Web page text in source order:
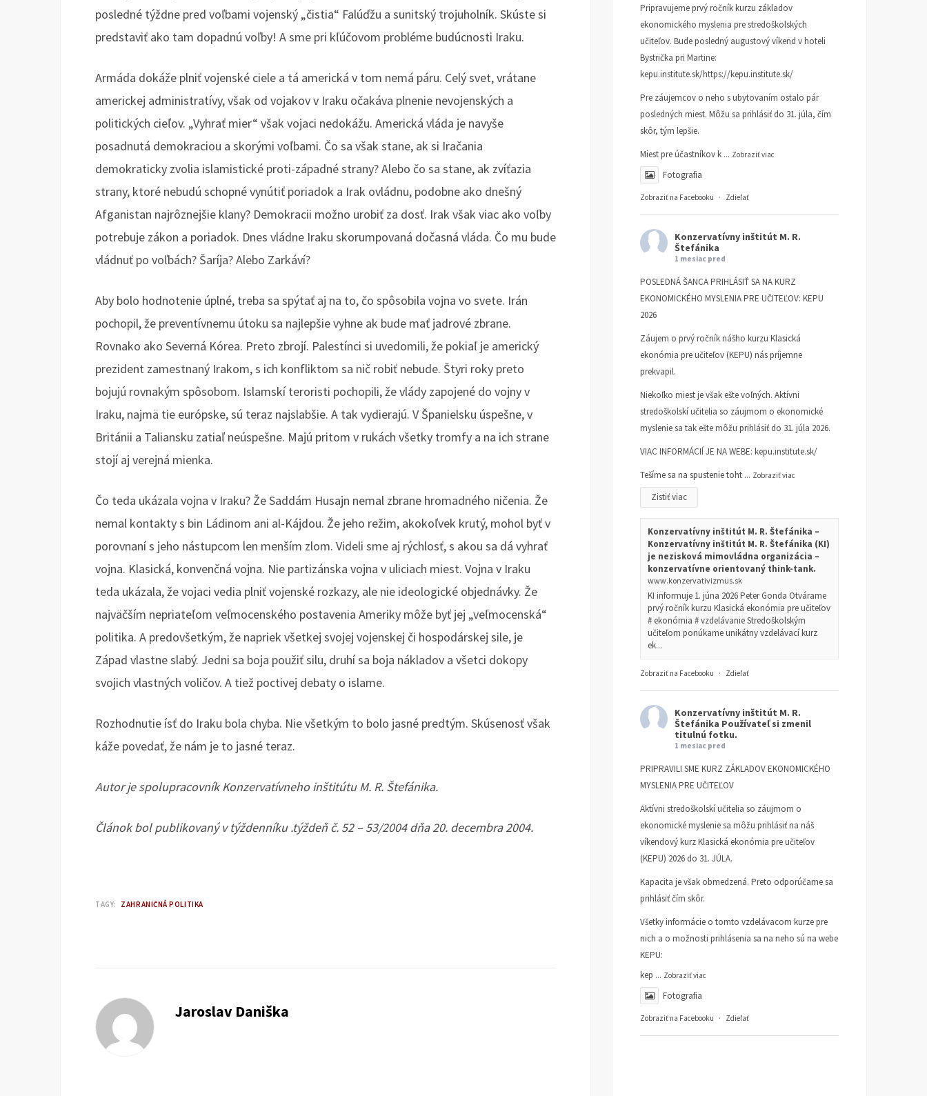
posledné týždne pred voľbami vojenský „čistia“ Falúďžu a sunitský trojuholník. Skúste si
predstaviť ako tam dopadnú voľby! A sme pri kľúčovom probléme budúcnosti Iraku.
Armáda dokáže plniť vojenské ciele a tá americká v tom nemá páru. Celý svet, vrátane
americkej administratívy, však od vojakov v Iraku očakáva plnenie nevojenských a
politických cieľov. „Vyhrať mier“ však vojaci nedokážu. Americká vláda je navyše
posadnutá demokraciou a skorými voľbami. Čo sa však stane, ak si Iračania
demokraticky zvolia islamistické proti-západné strany? Alebo čo sa stane, ak zvíťazia
strany, ktoré nebudú schopné vynútiť poriadok a Irak ovládnu, podobne ako dnešný
Afganistan najrôznejšie klany? Demokracii možno urobiť za dosť. Irak však viac ako voľby
potrebuje zákon a poriadok. Dnes vládne Iraku skorumpovaná dočasná vláda. Čo mu bude
vládnuť po voľbách? Šaríja? Alebo Zarkáví?
Aby bolo hodnotenie úplné, treba sa spýtať aj na to, čo spôsobila vojna vo svete. Irán
pochopil, že preventívnemu útoku sa najlepšie vyhne ak bude mať jadrové zbrane.
Rovnako ako Severná Kórea. Preto zbrojí. Palestínci si uvedomili, že pokiaľ je americký
prezident zamestnaný Irakom, s ich konfliktom sa nič robiť nebude. Štyri roky preto
bojujú rovnakým spôsobom. Islamskí teroristi pochopili, že vlády zapojené do vojny v
Iraku, najmä tie európske, sú teraz najslabšie. A tak vydierajú. V Španielsku úspešne, v
Británii a Taliansku zatiaľ neúspešne. Majú pritom v rukách všetky tromfy a na ich strane
stojí aj verejná mienka.
Čo teda ukázala vojna v Iraku? Že Saddám Husajn nemal zbrane hromadného ničenia. Že
nemal kontakty s bin Ládinom ani al-Kájdou. Že jeho režim, akokoľvek krutý, mohol byť v
porovnaní s jeho nástupcom len menším zlom. Videli sme aj rýchlosť, s akou sa dá vyhrať
vojna. Klasická, konvenčná vojna. Nie partizánska vojna v uliciach miest. Vojna v Iraku
teda ukázala, že vojaci vedia plniť vojenské rozkazy, ale nie ideologické objednávky. Že
najväčším nepriateľom veľmocenského postavenia Ameriky môže byť jej „veľmocenská“
politika. A predovšetkým, že napriek všetkej svojej vojenskej či hospodárskej sile, je
Západ vlastne slabý. Jedni sa boja použiť silu, druhí sa boja nákladov a všetci dokopy
svojich vlastných voličov. A tiež poctivej debaty o islame.
Rozhodnutie ísť do Iraku bola chyba. Nie všetkým to bolo jasné predtým. Skúsenosť však
káže povedať, že nám je to jasné teraz.
Autor je spolupracovník Konzervatívneho inštitútu M. R. Štefánika.
Článok bol publikovaný v týždenníku .týždeň č. 52 – 53/2004 dňa 20. decembra 2004.
TAGY: ZAHRANIČNÁ POLITIKA
Jaroslav Daniška
Pripravujeme prvý ročník kurzu základov
ekonomického myslenia pre stredoškolských
učiteľov. Bude posledný augustový víkend v hoteli
Bystrička pri Martine:
kepu.institute.sk/https://kepu.institute.sk/
Pre záujemcov o neho s ubytovaním ostalo pár
posledných miest. Môžu sa prihlásiť do 31. júla, čím
skôr, tým lepšie.
Miest pre účastníkov k ... Zobraziť viac
Fotografia
Zobraziť na Facebooku · Zdieľať
Konzervatívny inštitút M. R.
Štefánika
1 mesiac pred
POSLEDNÁ ŠANCA PRIHLÁSIŤ SA NA KURZ
EKONOMICKÉHO MYSLENIA PRE UČITEĽOV: KEPU
2026
Záujem o prvý ročník nášho kurzu Klasická
ekonómia pre učiteľov (KEPU) nás príjemne
prekvapil.
Niekoľko miest je však ešte voľných. Aktívni
stredoškolskí učitelia so záujmom o ekonomické
myslenie sa tak ešte môžu prihlásiť do 31. júla 2026.
VIAC INFORMÁCIÍ JE NA WEBE: kepu.institute.sk/
Tešíme sa na spustenie toht ... Zobraziť viac
Zistiť viac
Konzervatívny inštitút M. R. Štefánika –
Konzervatívny inštitút M. R. Štefánika (KI)
je nezisková mimovládna organizácia –
konzervatívne orientovaný think-tank.
www.konzervativizmus.sk
KI informuje 1. júna 2026 Peter Gonda Otvárame
prvý ročník kurzu Klasická ekonómia pre učiteľov
# ekonómia # vzdelávanie Stredoškolským
učiteľom ponúkame unikátny vzdelávací kurz
ek...
Zobraziť na Facebooku · Zdieľať
Konzervatívny inštitút M. R.
Štefánika Používateľ si zmenil
titulnú fotku.
1 mesiac pred
PRIPRAVILI SME KURZ ZÁKLADOV EKONOMICKÉHO
MYSLENIA PRE UČITEĽOV
Aktívni stredoškolskí učitelia so záujmom o
ekonomické myslenie sa môžu prihlásiť na náš
víkendový kurz Klasická ekonómia pre učiteľov
(KEPU) 2026 do 31. JÚLA.
Kapacita je však obmedzená. Preto odporúčame sa
prihlásiť čím skôr.
Všetky informácie o tomto vzdelávacom kurze pre
nich a o možnosti prihlásenia sa na neho sú na webe
KEPU:
kep ... Zobraziť viac
Fotografia
Zobraziť na Facebooku · Zdieľať